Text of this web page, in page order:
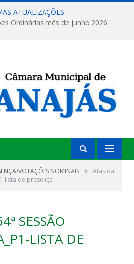
ATUALIZAÇÕES:
Ordinárias mês de junho 2026
VOTAÇÕES NOMINAIS »
Atas da
lista de presença
SESSÃO
LISTA DE